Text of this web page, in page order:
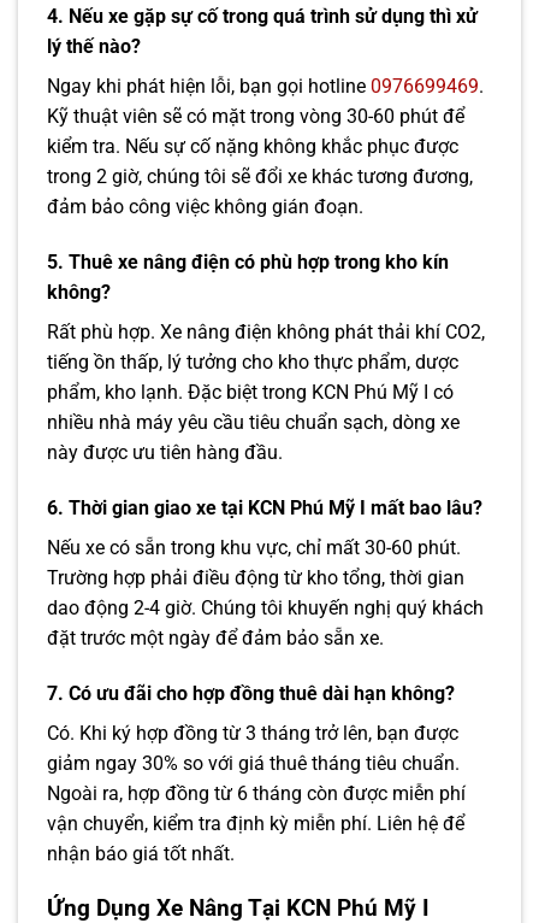
4. Nếu xe gặp sự cố trong quá trình sử dụng thì xử
lý thế nào?
Ngay khi phát hiện lỗi, bạn gọi hotline 0976699469.
Kỹ thuật viên sẽ có mặt trong vòng 30-60 phút để
kiểm tra. Nếu sự cố nặng không khắc phục được
trong 2 giờ, chúng tôi sẽ đổi xe khác tương đương,
đảm bảo công việc không gián đoạn.
5. Thuê xe nâng điện có phù hợp trong kho kín
không?
Rất phù hợp. Xe nâng điện không phát thải khí CO2,
tiếng ồn thấp, lý tưởng cho kho thực phẩm, dược
phẩm, kho lạnh. Đặc biệt trong KCN Phú Mỹ I có
nhiều nhà máy yêu cầu tiêu chuẩn sạch, dòng xe
này được ưu tiên hàng đầu.
6. Thời gian giao xe tại KCN Phú Mỹ I mất bao lâu?
Nếu xe có sẵn trong khu vực, chỉ mất 30-60 phút.
Trường hợp phải điều động từ kho tổng, thời gian
dao động 2-4 giờ. Chúng tôi khuyến nghị quý khách
đặt trước một ngày để đảm bảo sẵn xe.
7. Có ưu đãi cho hợp đồng thuê dài hạn không?
Có. Khi ký hợp đồng từ 3 tháng trở lên, bạn được
giảm ngay 30% so với giá thuê tháng tiêu chuẩn.
Ngoài ra, hợp đồng từ 6 tháng còn được miễn phí
vận chuyển, kiểm tra định kỳ miễn phí. Liên hệ để
nhận báo giá tốt nhất.
Ứng Dụng Xe Nâng Tại KCN Phú Mỹ I